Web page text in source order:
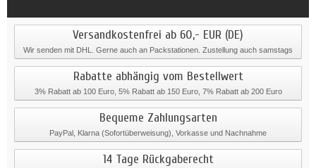
Versandkostenfrei ab 60,- EUR (DE)
Wir senden mit DHL. Gerne auch an Packstationen. Zustellung auch samstags
Rabatte abhängig vom Bestellwert
3% Rabatt ab 100 Euro, 5% Rabatt ab 150 Euro, 7% Rabatt ab 200 Euro
Bequeme Zahlungsarten
PayPal, Klarna (Sofortüberweisung), Vorkasse und Nachnahme
14 Tage Rückgaberecht